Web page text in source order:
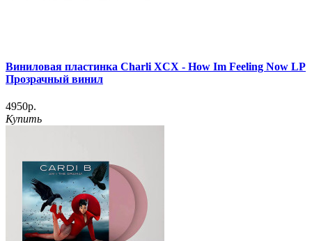
Виниловая пластинка Charli XCX - How Im Feeling Now LP
Прозрачный винил
4950р.
Купить